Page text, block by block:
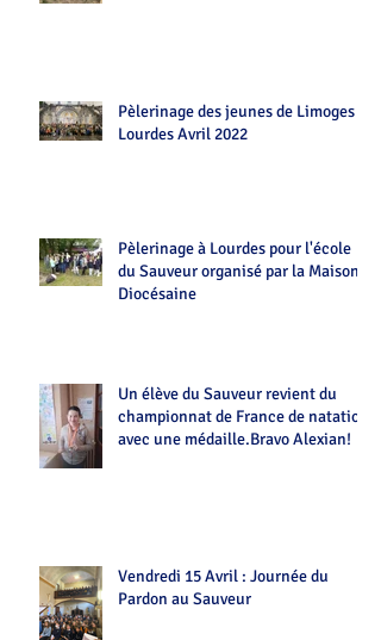
Pèlerinage des jeunes de Limoges
Lourdes Avril 2022
Pèlerinage à Lourdes pour l'école
du Sauveur organisé par la Maison
Diocésaine
Un élève du Sauveur revient du
championnat de France de natation
avec une médaille.Bravo Alexian!
Vendredi 15 Avril : Journée du
Pardon au Sauveur